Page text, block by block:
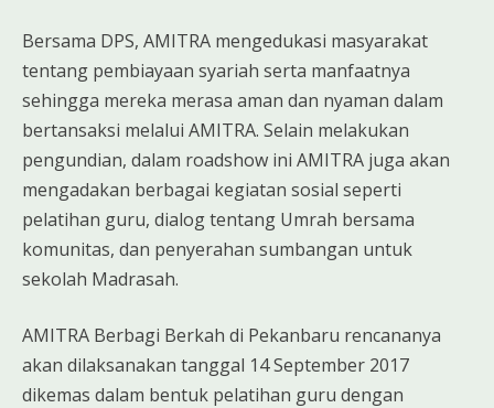
Bersama DPS, AMITRA mengedukasi masyarakat
tentang pembiayaan syariah serta manfaatnya
sehingga mereka merasa aman dan nyaman dalam
bertansaksi melalui AMITRA. Selain melakukan
pengundian, dalam roadshow ini AMITRA juga akan
mengadakan berbagai kegiatan sosial seperti
pelatihan guru, dialog tentang Umrah bersama
komunitas, dan penyerahan sumbangan untuk
sekolah Madrasah.
AMITRA Berbagi Berkah di Pekanbaru rencananya
akan dilaksanakan tanggal 14 September 2017
dikemas dalam bentuk pelatihan guru dengan